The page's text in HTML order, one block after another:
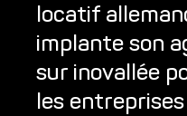
locatif
implante son
sur inovallée
les